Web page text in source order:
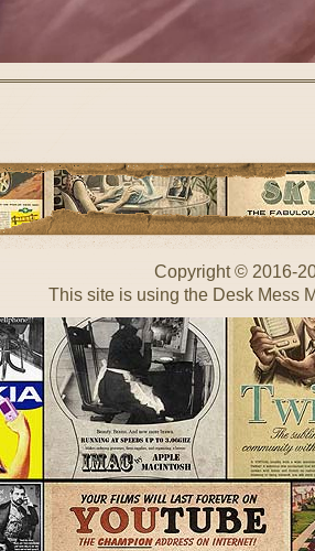
Copyright © 2016-
This site is using the Desk Mess